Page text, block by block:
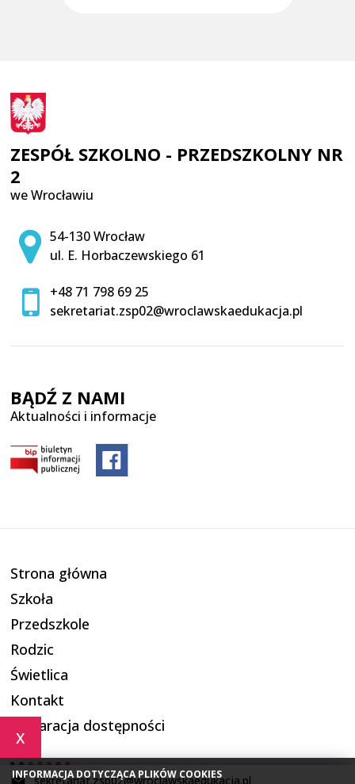
x
INFORMACJA DOTYCZĄCA PLIKÓW COOKIES
sekretariat.zsp02@wroclawskaedukacja.pl
ZESPÓŁ SZKOLNO - PRZEDSZKOLNY NR
2
we Wrocławiu
Adres pocztowy:
54-130 Wrocław
ul. E. Horbaczewskiego 61
+48 71 798 69 25
sekretariat.zsp02@wroclawskaedukacja.pl
BĄDŹ Z NAMI
Aktualności i informacje
Strona główna
Szkoła
Przedszkole
Rodzic
Świetlica
Kontakt
Deklaracja dostępności